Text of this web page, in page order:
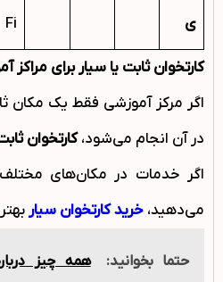
ی
Fi
کارتخوان ثابت یا سیار برای مراکز
اگر مرکز آموزشی فقط یک مکان
در آن انجام می‌شود،کارتخوان
اگر خدمات در مکان‌های مختلف
می‌دهید، خرید کارتخوان سیار
حتما بخوانید: همه چیز